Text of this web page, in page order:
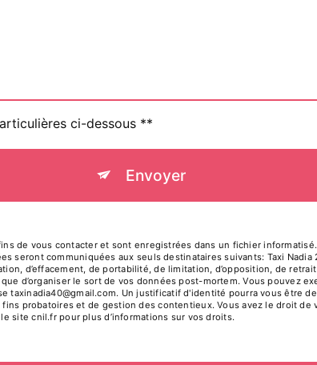
ci-dessous **
Envoyer
de vous contacter et sont enregistrées dans un fichier
seront communiquées aux seuls destinataires suivants: Taxi
d’effacement, de portabilité, de limitation, d’opposition, de
d’organiser le sort de vos données post-mortem. Vous pouvez
taxinadia40@gmail.com. Un justificatif d'identité pourra vous être
probatoires et de gestion des contentieux. Vous avez le droit de
site cnil.fr pour plus d’informations sur vos droits.